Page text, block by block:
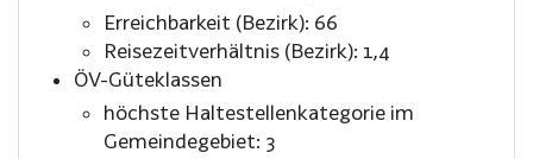
Erreichbarkeit (Bezirk): 66
Reisezeitverhältnis (Bezirk): 1,4
ÖV-Güteklassen
höchste Haltestellenkategorie im
Gemeindegebiet: 3